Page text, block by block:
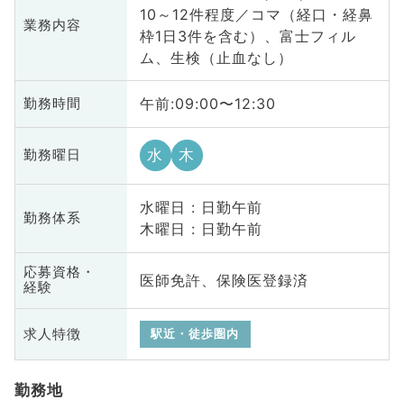
業務内容
10～12件程度／コマ（経口・経鼻
枠1日3件を含む）、富士フィル
ム、生検（止血なし）
勤務時間 午前:09:00〜12:30
勤務曜日 水 木
勤務体系
水曜日 : 日勤午前
木曜日 : 日勤午前
応募資格・
経験
医師免許、保険医登録済
求人特徴 駅近・徒歩圏内
勤務地